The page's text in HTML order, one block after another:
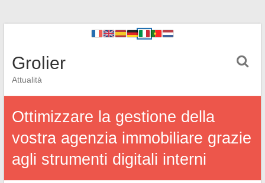
Grolier
Attualità
Ottimizzare la gestione della
vostra agenzia immobiliare grazie
agli strumenti digitali interni